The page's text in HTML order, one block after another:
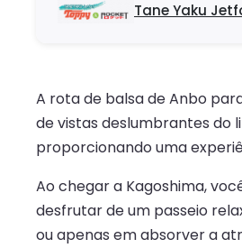
Tane Yaku
A rota de balsa de Anbo
de vistas deslumbrantes do
proporcionando uma
Ao chegar a Kagoshima,
desfrutar de um passeio
ou apenas em absorver a